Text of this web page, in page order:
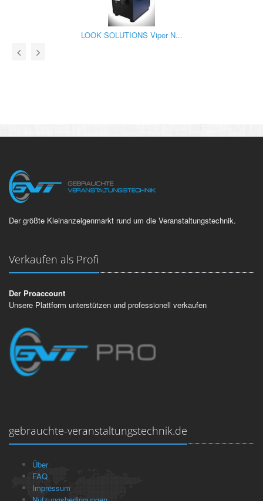
LOOK SOLUTIONS Viper N...
Der größte Kleinanzeigenmarkt rund um die Veranstaltungstechnik.
Verkaufen als Profi
Der Proaccount
Unsere Plattform unterstützen und professionell verkaufen
gebrauchte-veranstaltungstechnik.de
Über
FAQ
Impressum